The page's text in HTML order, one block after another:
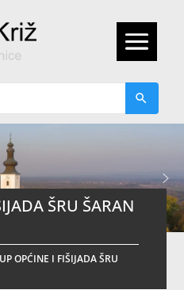
ŠRU ŠARAN
OPĆINE I FIŠIJADA ŠRU